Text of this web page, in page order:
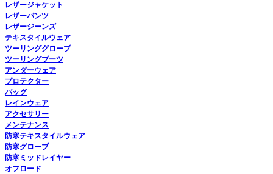
レザージャケット
レザーパンツ
レザージーンズ
テキスタイルウェア
ツーリンググローブ
ツーリングブーツ
アンダーウェア
プロテクター
バッグ
レインウェア
アクセサリー
メンテナンス
防寒テキスタイルウェア
防寒グローブ
防寒ミッドレイヤー
オフロード